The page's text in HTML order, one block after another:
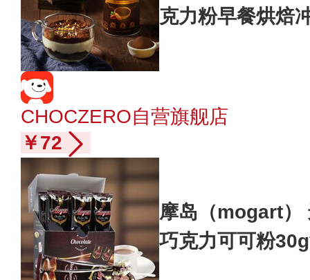
克力粉早餐烘焙
CHOCZERO自营旗舰店
￥72
摩岛（mogart）
巧克力可可粉